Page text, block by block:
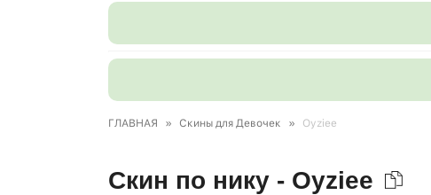
ГЛАВНАЯ » Скины для Девочек » Oyziee
Скин по нику - Oyziee